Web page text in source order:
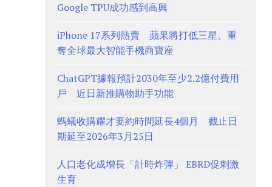
Google TPU成功感到高興
iPhone 17系列熱賣 蘋果將打低三星、重
奪全球最大智能手機商寶座
ChatGPT據報預計2030年至少2.2億付費用
戶 近日新推購物助手功能
螞蟻收購耀才要約時間延長4個月 截止日
期延至2026年3月25日
人口老化成增長「計時炸彈」 EBRD促刺激
生育